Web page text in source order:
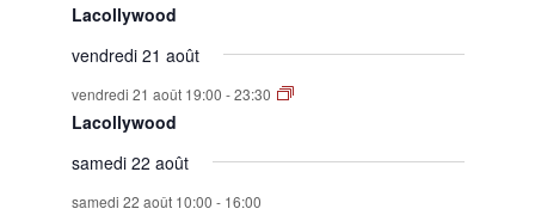
Lacollywood
vendredi 21 août
vendredi 21 août 19:00 -23:30
Lacollywood
samedi 22 août
samedi 22 août 10:00 - 16:00